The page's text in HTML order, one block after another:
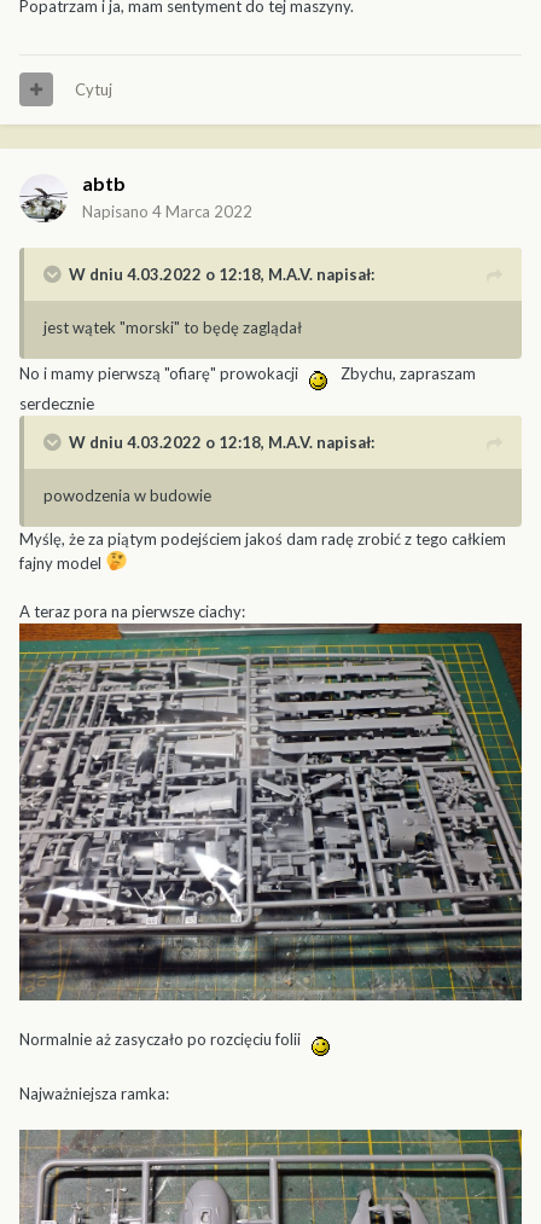
Popatrzam i ja, mam sentyment do tej maszyny.
Cytuj
abtb
Napisano 4 Marca 2022
W dniu 4.03.2022 o 12:18, M.A.V. napisał:
jest wątek "morski" to będę zaglądał
No i mamy pierwszą "ofiarę" prowokacji
Zbychu, zapraszam
serdecznie
W dniu 4.03.2022 o 12:18, M.A.V. napisał:
powodzenia w budowie
Myślę, że za piątym podejściem jakoś dam radę zrobić z tego całkiem
fajny model
A teraz pora na pierwsze ciachy:
Normalnie aż zasyczało po rozcięciu folii
Najważniejsza ramka: